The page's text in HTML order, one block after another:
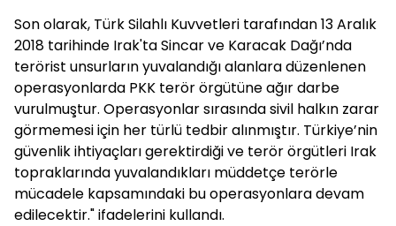
Son olarak, Türk Silahlı Kuvvetleri tarafından 13 Aralık
2018 tarihinde Irak'ta Sincar ve Karacak Dağı’nda
terörist unsurların yuvalandığı alanlara düzenlenen
operasyonlarda PKK terör örgütüne ağır darbe
vurulmuştur. Operasyonlar sırasında sivil halkın zarar
görmemesi için her türlü tedbir alınmıştır. Türkiye’nin
güvenlik ihtiyaçları gerektirdiği ve terör örgütleri Irak
topraklarında yuvalandıkları müddetçe terörle
mücadele kapsamındaki bu operasyonlara devam
edilecektir." ifadelerini kullandı.